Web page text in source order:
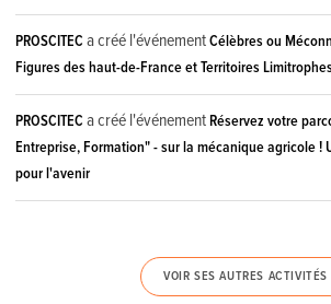
PROSCITEC a créé l'événementCélèbres ou
Figures des haut-de-France et Territoires Limitrophes
PROSCITEC a créé l'événementRéservez votre
Entreprise, Formation" - sur la mécanique agricole !
pour l'avenir
VOIR SES AUTRES ACTIVITÉS